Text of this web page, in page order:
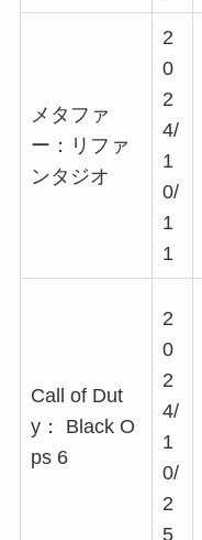
メタファ
ー：リファ
ンタジオ
2
0
2
4/
1
0/
1
1
Call of Dut
y： Black O
ps 6
2
0
2
4/
1
0/
2
5